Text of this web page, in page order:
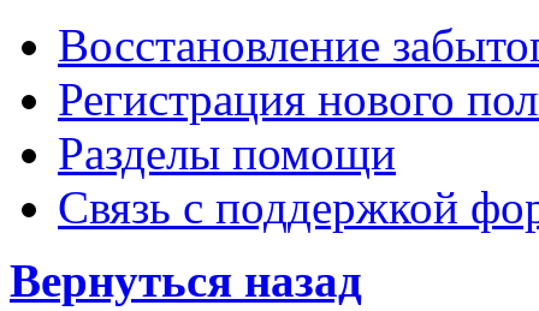
Восстановление
Регистрация нового
Разделы помощи
Связь с поддержкой
Вернуться назад